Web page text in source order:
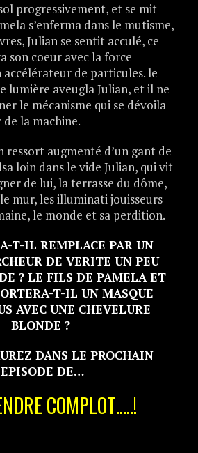
progressivement, et se mit
s’enferma dans le mutisme,
Julian se sentit acculé, ce
son coeur avec la force
accélérateur de particules. le
lumière aveugla Julian, et il ne
le mécanisme qui se dévoila
la machine.
ressort augmenté d’un gant de
loin dans le vide Julian, qui vit
de lui, la terrasse du dôme,
mur, les illuminati jouisseurs
le monde et sa perdition.
T-IL REMPLACE PAR UN
DE VERITE UN PEU
? LE FILS DE PAMELA ET
T-IL UN MASQUE
AVEC UNE CHEVELURE
BLONDE ?
DANS LE PROCHAIN
EPISODE DE…
COMPLOT…..!